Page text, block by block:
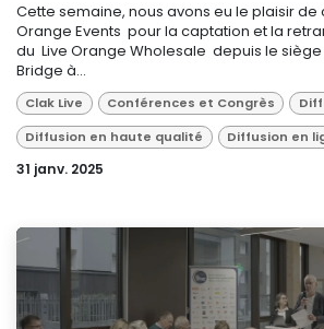
Cette semaine, nous avons eu le plaisir
Orange Events pour la captation et la
du Live Orange Wholesale depuis le
Bridge à...
Clak Live Conférences et Congrès
Diffusion en haute qualité
Diffusion en
31 janv. 2025